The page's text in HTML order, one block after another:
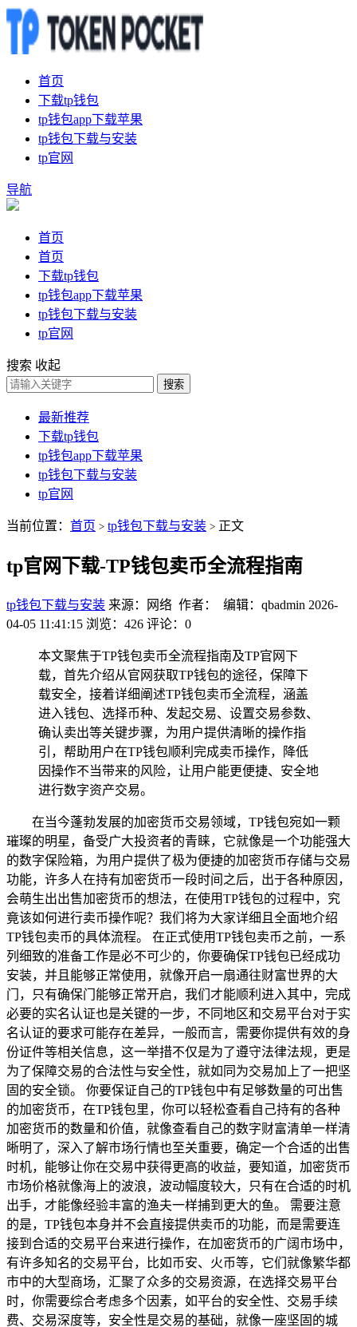
首页
下载tp钱包
tp钱包app下载苹果
tp钱包下载与安装
tp官网
导航
首页
首页
下载tp钱包
tp钱包app下载苹果
tp钱包下载与安装
tp官网
搜索 收起
搜索
最新推荐
下载tp钱包
tp钱包app下载苹果
tp钱包下载与安装
tp官网
当前位置： 首页 > tp钱包下载与安装 > 正文
tp官网下载-TP钱包卖币全流程指南
tp钱包下载与安装 来源：网络 作者： 编辑：qbadmin 2026-
04-05 11:41:15 浏览：426 评论：0
本文聚焦于TP钱包卖币全流程指南及TP官网下
载，首先介绍从官网获取TP钱包的途径，保障下
载安全，接着详细阐述TP钱包卖币全流程，涵盖
进入钱包、选择币种、发起交易、设置交易参数、
确认卖出等关键步骤，为用户提供清晰的操作指
引，帮助用户在TP钱包顺利完成卖币操作，降低
因操作不当带来的风险，让用户能更便捷、安全地
进行数字资产交易。
在当今蓬勃发展的加密货币交易领域，TP钱包宛如一颗
璀璨的明星，备受广大投资者的青睐，它就像是一个功能强大
的数字保险箱，为用户提供了极为便捷的加密货币存储与交易
功能，许多人在持有加密货币一段时间之后，出于各种原因，
会萌生出出售加密货币的想法，在使用TP钱包的过程中，究
竟该如何进行卖币操作呢？我们将为大家详细且全面地介绍
TP钱包卖币的具体流程。 在正式使用TP钱包卖币之前，一系
列细致的准备工作是必不可少的，你要确保TP钱包已经成功
安装，并且能够正常使用，就像开启一扇通往财富世界的大
门，只有确保门能够正常开启，我们才能顺利进入其中，完成
必要的实名认证也是关键的一步，不同地区和交易平台对于实
名认证的要求可能存在差异，一般而言，需要你提供有效的身
份证件等相关信息，这一举措不仅是为了遵守法律法规，更是
为了保障交易的合法性与安全性，就如同为交易加上了一把坚
固的安全锁。 你要保证自己的TP钱包中有足够数量的可出售
的加密货币，在TP钱包里，你可以轻松查看自己持有的各种
加密货币的数量和价值，就像查看自己的数字财富清单一样清
晰明了，深入了解市场行情也至关重要，确定一个合适的出售
时机，能够让你在交易中获得更高的收益，要知道，加密货币
市场价格就像海上的波浪，波动幅度较大，只有在合适的时机
出手，才能像经验丰富的渔夫一样捕到更大的鱼。 需要注意
的是，TP钱包本身并不会直接提供卖币的功能，而是需要连
接到合适的交易平台来进行操作，在加密货币的广阔市场中，
有许多知名的交易平台，比如币安、火币等，它们就像繁华都
市中的大型商场，汇聚了众多的交易资源，在选择交易平台
时，你需要综合考虑多个因素，如平台的安全性、交易手续
费、交易深度等，安全性是交易的基础，就像一座坚固的城